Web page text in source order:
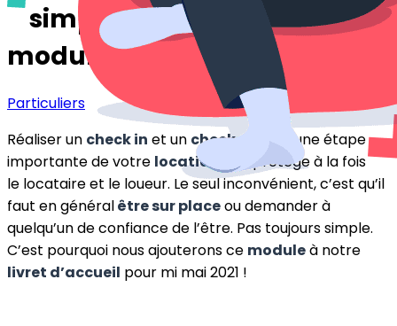
simplifiés : notre nouveau
module
Particuliers
Réaliser un check in et un check out
est une étape
importante de votre location
. Elle protège à la fois
le locataire et le loueur. Le seul inconvénient, c’est qu’il
faut en généralêtre sur placeou demander à
quelqu’un de confiance de l’être. Pas toujours simple.
C’est pourquoi nous ajouterons ce moduleà notre
livret d’accueil pour mi mai 2021 !